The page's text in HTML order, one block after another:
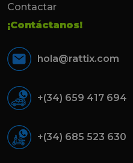
Contactar
¡Contáctanos!
hola@rattix.com
+(34) 659 417 694
+(34) 685 523 630